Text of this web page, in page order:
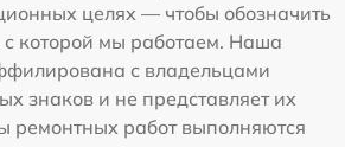
целях — чтобы обозначить
с которой мы работаем. Наша
с владельцами
знаков и не представляет их
ремонтных работ выполняются